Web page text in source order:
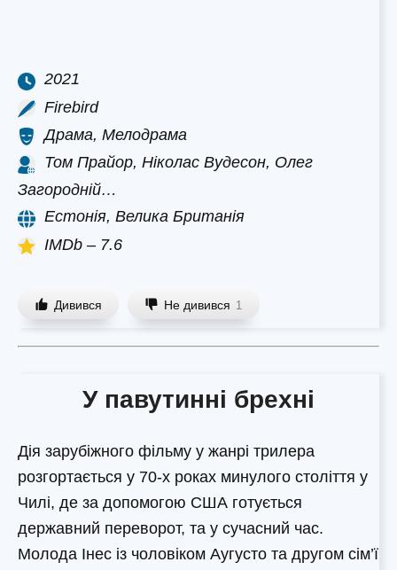
2021
Firebird
Драма, Мелодрама
Том Прайор, Ніколас Вудесон, Олег
Загородній…
Естонія, Велика Британія
IMDb – 7.6
Дивився Не дивився 1
У павутинні брехні
Дія зарубіжного фільму у жанрі трилера
розгортається у 70-х роках минулого століття у
Чилі, де за допомогою США готується
державний переворот, та у сучасний час.
Молода Інес із чоловіком Аугусто та другом сім’ї